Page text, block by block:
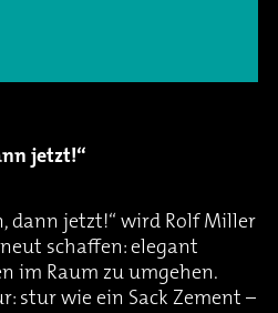
jetzt!“
dann jetzt!“ wird Rolf Miller
schaffen: elegant
im Raum zu umgehen.
stur wie ein Sack Zement –